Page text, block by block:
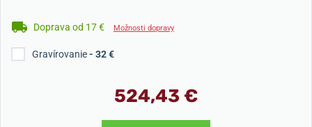
Doprava od 17 € Možnosti dopravy
Gravírovanie- 32 €
524,43 €